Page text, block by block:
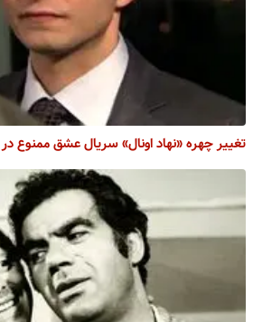
تغییر چهره «نهاد اونال» سریال عشق ممنوع در 49 سالگی/ تصاویر